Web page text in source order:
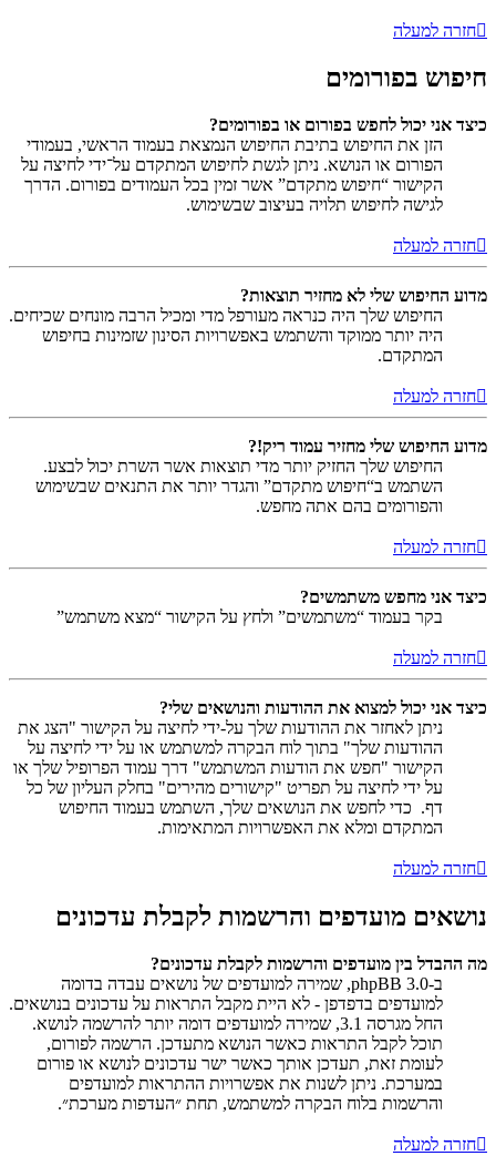
חזרה למעלה
חיפוש בפורומים
כיצד אני יכול לחפש בפורום או בפורומים?
הזן את החיפוש בתיבת החיפוש הנמצאת בעמוד הראשי, בעמודי
הפורום או הנושא. ניתן לגשת לחיפוש המתקדם על־ידי לחיצה על
הקישור “חיפוש מתקדם” אשר זמין בכל העמודים בפורום. הדרך
לגישה לחיפוש תלויה בעיצוב שבשימוש.
חזרה למעלה
מדוע החיפוש שלי לא מחזיר תוצאות?
החיפוש שלך היה כנראה מעורפל מדי ומכיל הרבה מונחים שכיחים.
היה יותר ממוקד והשתמש באפשרויות הסינון שזמינות בחיפוש
המתקדם.
חזרה למעלה
מדוע החיפוש שלי מחזיר עמוד ריק!?
החיפוש שלך החזיק יותר מדי תוצאות אשר השרת יכול לבצע.
השתמש ב“חיפוש מתקדם” והגדר יותר את התנאים שבשימוש
והפורומים בהם אתה מחפש.
חזרה למעלה
כיצד אני מחפש משתמשים?
בקר בעמוד “משתמשים” ולחץ על הקישור “מצא משתמש”
חזרה למעלה
כיצד אני יכול למצוא את ההודעות והנושאים שלי?
ניתן לאחזר את ההודעות שלך על-ידי לחיצה על הקישור "הצג את
ההודעות שלך" בתוך לוח הבקרה למשתמש או על ידי לחיצה על
הקישור "חפש את הודעות המשתמש" דרך עמוד הפרופיל שלך או
על ידי לחיצה על תפריט "קישורים מהירים" בחלק העליון של כל
דף. כדי לחפש את הנושאים שלך, השתמש בעמוד החיפוש
המתקדם ומלא את האפשרויות המתאימות.
חזרה למעלה
נושאים מועדפים והרשמות לקבלת עדכונים
מה ההבדל בין מועדפים והרשמות לקבלת עדכונים?
ב-phpBB 3.0, שמירה למועדפים של נושאים עבדה בדומה
למועדפים בדפדפן - לא היית מקבל התראות על עדכונים בנושאים.
החל מגרסה 3.1, שמירה למועדפים דומה יותר להרשמה לנושא.
תוכל לקבל התראות כאשר הנושא מתעדכן. הרשמה לפורום,
לעומת זאת, תעדכן אותך כאשר ישר עדכונים לנושא או פורום
במערכת. ניתן לשנות את אפשרויות ההתראות למועדפים
והרשמות בלוח הבקרה למשתמש, תחת ״העדפות מערכת״.
חזרה למעלה